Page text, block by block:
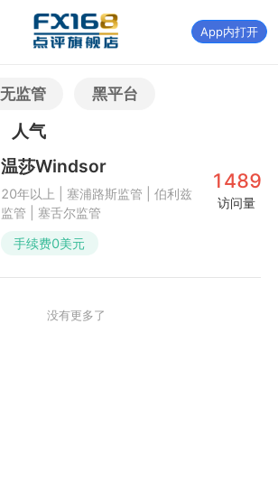
App内打开
无监管 黑平台
人气
温莎Windsor
20年以上 | 塞浦路斯监管 | 伯利兹
监管 | 塞舌尔监管
1489
访问量
手续费0美元
没有更多了